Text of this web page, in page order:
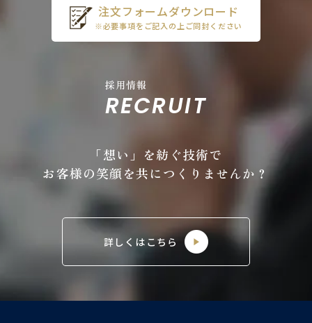
注文フォームダウンロード
※必要事項をご記入の上ご同封ください
採用情報
RECRUIT
「想い」を紡ぐ技術で
お客様の笑顔を共につくりませんか？
詳しくはこちら